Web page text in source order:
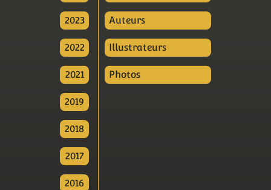
2023
2022
2021
2019
2018
2017
2016
Auteurs
Illustrateurs
Photos